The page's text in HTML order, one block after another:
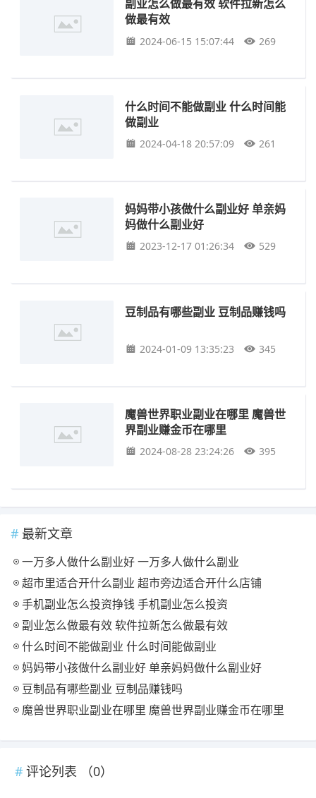
副业怎么做最有效 软件拉新怎么
做最有效
2024-06-15 15:07:44 269
什么时间不能做副业 什么时间能
做副业
2024-04-18 20:57:09 261
妈妈带小孩做什么副业好 单亲妈
妈做什么副业好
2023-12-17 01:26:34 529
豆制品有哪些副业 豆制品赚钱吗
2024-01-09 13:35:23 345
魔兽世界职业副业在哪里 魔兽世
界副业赚金币在哪里
2024-08-28 23:24:26 395
最新文章
一万多人做什么副业好 一万多人做什么副业
超市里适合开什么副业 超市旁边适合开什么店铺
手机副业怎么投资挣钱 手机副业怎么投资
副业怎么做最有效 软件拉新怎么做最有效
什么时间不能做副业 什么时间能做副业
妈妈带小孩做什么副业好 单亲妈妈做什么副业好
豆制品有哪些副业 豆制品赚钱吗
魔兽世界职业副业在哪里 魔兽世界副业赚金币在哪里
评论列表 （0）